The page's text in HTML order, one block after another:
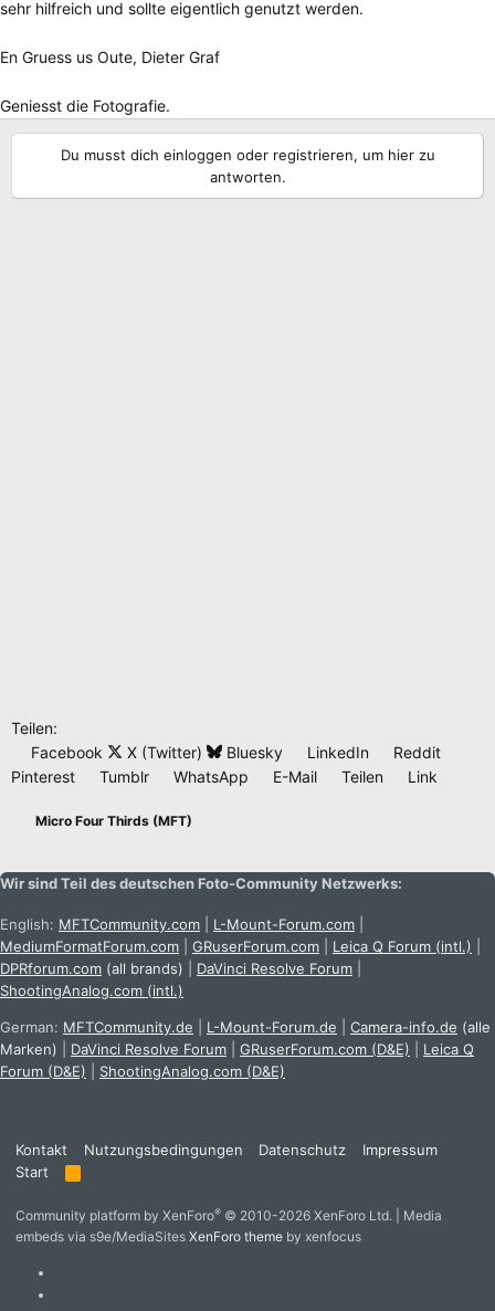
sehr hilfreich und sollte eigentlich genutzt werden.
En Gruess us Oute, Dieter Graf
Geniesst die Fotografie.
Du musst dich einloggen oder registrieren, um hier zu
antworten.
Teilen:
Facebook
X (Twitter) Bluesky LinkedIn
Reddit
Pinterest
Tumblr WhatsApp E-Mail Teilen Link
Micro Four Thirds (MFT)
Wir sind Teil des deutschen Foto-Community Netzwerks:
English: MFTCommunity.com L-Mount-Forum.com
MediumFormatForum.com
GRuserForum.com Leica Q Forum (intl.)
DPRforum.com (all brands) DaVinci Resolve Forum
ShootingAnalog.com (intl.)
German: MFTCommunity.de L-Mount-Forum.de Camera-info.de (alle
Marken)
DaVinci Resolve Forum GRuserForum.com (D&E)
Leica Q
Forum (D&E)
ShootingAnalog.com (D&E)
Kontakt Nutzungsbedingungen Datenschutz
Impressum
Start
R
Community platform by XenForo® © 2010-2026 XenForo Ltd.
Media
embeds via s9e/MediaSites XenForo theme by xenfocus